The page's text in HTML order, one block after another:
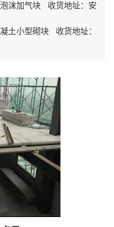
沫加气块 收货地址：安
土小型砌块 收货地址：